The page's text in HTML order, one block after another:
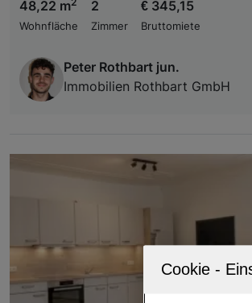
48,22 m
Wohnfläche
2
Zimmer
€ 345,15
Bruttomiete
Peter Rothbart jun.
Immobilien Rothbart GmbH